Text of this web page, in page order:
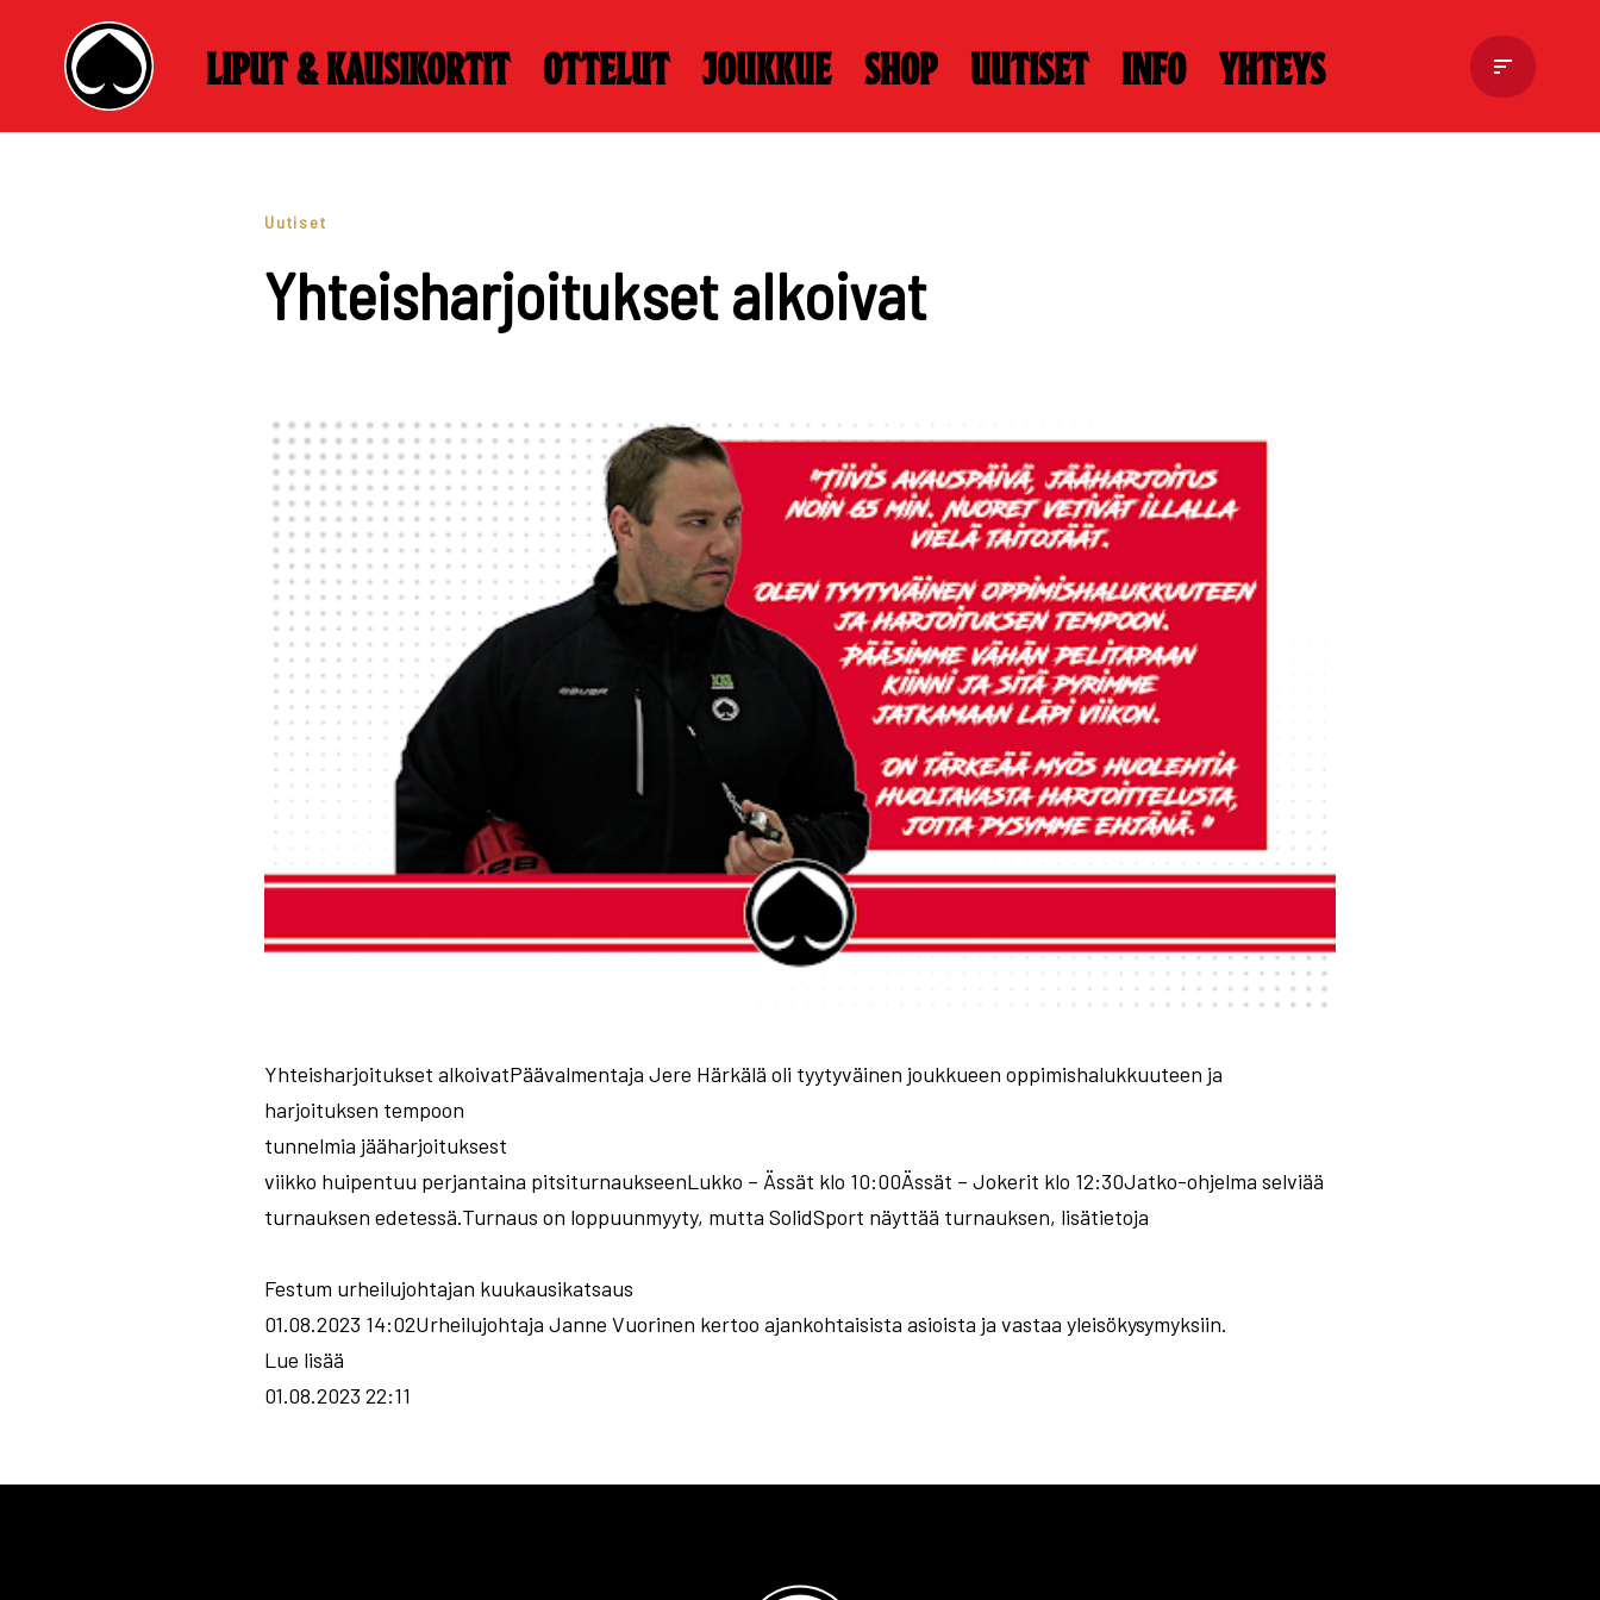
content
Liput & kausikortit Ottelut Joukkue Shop Uutiset Info Yhteys
Yhteisharjoitukset alkoivat
Uutiset
Yhteisharjoitukset alkoivatPäävalmentaja Jere Härkälä oli tyytyväinen joukkueen oppimishalukkuuteen ja
harjoituksen tempoon
tunnelmia jääharjoituksest
viikko huipentuu perjantaina pitsiturnaukseenLukko – Ässät klo 10:00Ässät – Jokerit klo 12:30Jatko-ohjelma selviää
turnauksen edetessä.Turnaus on loppuunmyyty, mutta SolidSport näyttää turnauksen, lisätietoja
Festum urheilujohtajan kuukausikatsaus
01.08.2023 14:02Urheilujohtaja Janne Vuorinen kertoo ajankohtaisista asioista ja vastaa yleisökysymyksiin.
Lue lisää
01.08.2023 22:11